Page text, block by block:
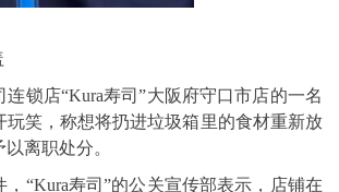
店“Kura寿司”大阪府守口市店的一名
玩笑，称想将扔进垃圾箱里的食材重新放
离职处分。
寿司”的公关宣传部表示，店铺在